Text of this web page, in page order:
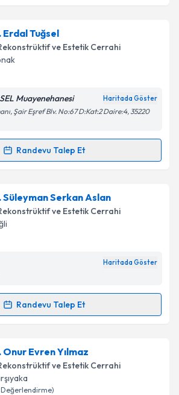
İnan Kocaarslan
Size bu uzmandan randevu almanız
hazırlandığında e-posta ile
işlenmesine ilişkin
ve kişisel verilerimin belirtilen
Takvim Talebini Gönder
Erdal Tuğsel
ve Estetik Cerrahi
Muayenehanesi Haritada Göster
Şair Eşref Blv. No:67 D:Kat:2 Daire:4, 35220
Randevu Talep Et
Talebi
Tuğseliçin randevu takvimi talebi
bu uzmandan randevu almanız için bir
e-posta ile bilgilendireceğiz.
işlenmesine ilişkin
ve kişisel verilerimin belirtilen
Takvim Talebini Gönder
Süleyman Serkan Aslan
ve Estetik Cerrahi
Haritada Göster
Randevu Talep Et
Talebi
Serkan Aslaniçin randevu
Size bu uzmandan randevu
takvim hazırlandığında e-posta ile
Onur Evren Yılmaz
ve Estetik Cerrahi
Değerlendirme)